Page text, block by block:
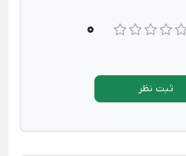
0
ثبت نظر